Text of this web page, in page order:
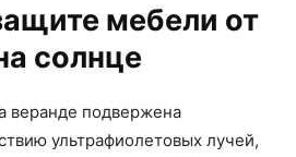
мебели от
солнце
веранде подвержена
ультрафиолетовых лучей,